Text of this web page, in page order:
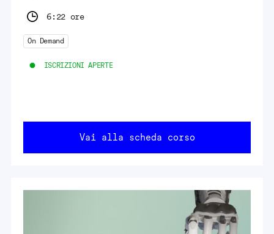
6:22 ore
On Demand
ISCRIZIONI APERTE
Vai alla scheda corso